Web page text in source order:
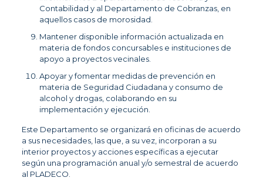
Contabilidad y al Departamento de Cobranzas, en
aquellos casos de morosidad.
Mantener disponible información actualizada en
materia de fondos concursables e instituciones de
apoyo a proyectos vecinales.
Apoyar y fomentar medidas de prevención en
materia de Seguridad Ciudadana y consumo de
alcohol y drogas, colaborando en su
implementación y ejecución.
Este Departamento se organizará en oficinas de acuerdo
a sus necesidades, las que, a su vez, incorporan a su
interior proyectos y acciones específicas a ejecutar
según una programación anual y/o semestral de acuerdo
al PLADECO.